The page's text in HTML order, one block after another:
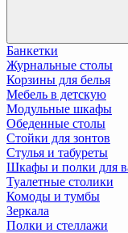
Банкетки
Журнальные столы
Корзины для белья
Мебель в детскую
Модульные шкафы
Обеденные столы
Стойки для зонтов
Стулья и табуреты
Шкафы и полки для
Туалетные столики
Комоды и тумбы
Зеркала
Полки и стеллажи